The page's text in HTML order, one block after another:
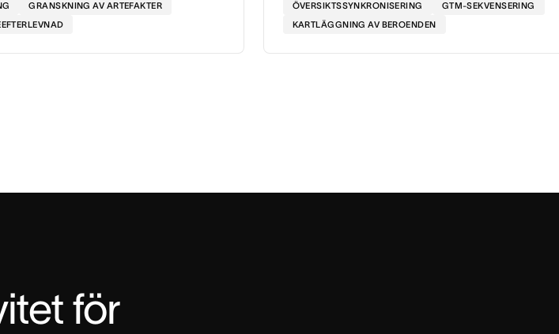
GRANSKNING AV ARTEFAKTER
ÖVERSIKTSSYNKRONISERING
GTM-SEKVENSERING
KARTLÄGGNING AV BEROENDEN
för